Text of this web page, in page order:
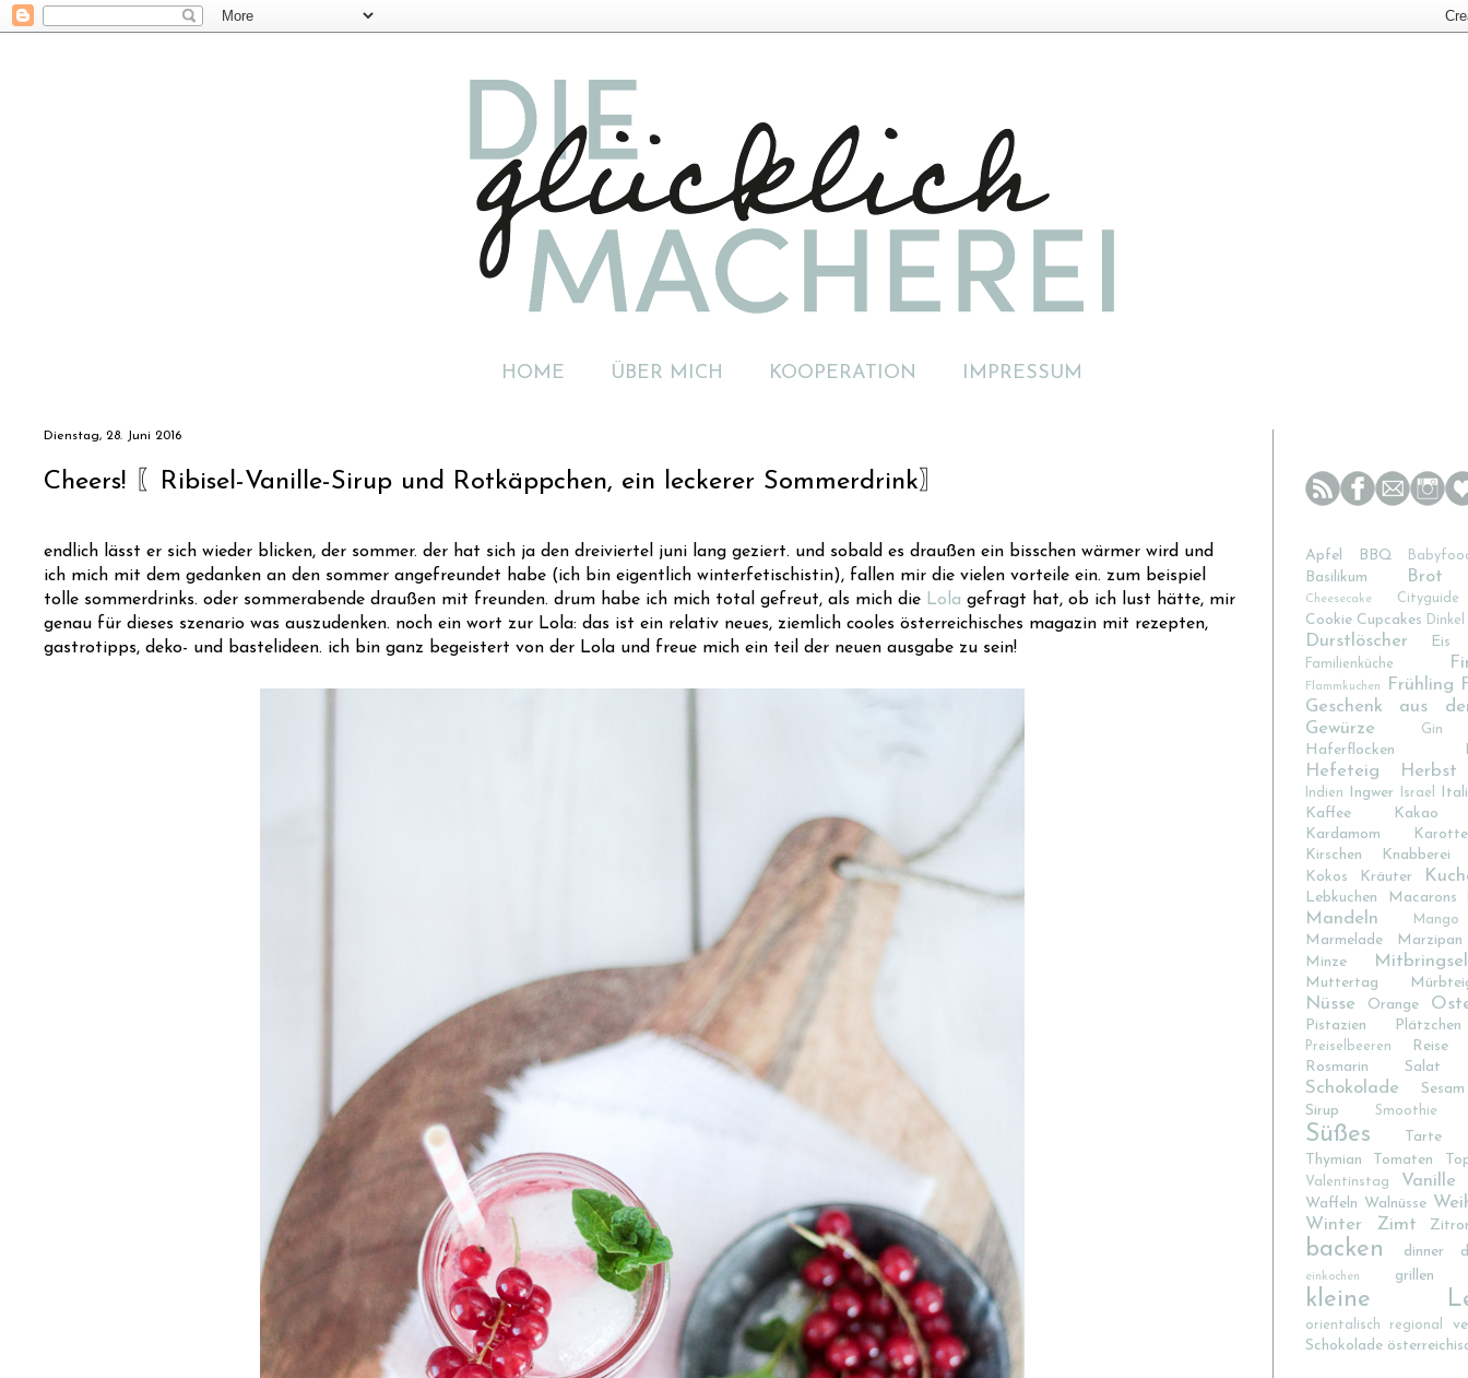
HOME ÜBER MICH KOOPERATION IMPRESSUM
Dienstag, 28. Juni 2016
Cheers! 〖Ribisel-Vanille-Sirup und Rotkäppchen, ein leckerer Sommerdrink〗
endlich lässt er sich wieder blicken, der sommer. der hat sich ja den dreiviertel juni lang geziert. und sobald es draußen ein bisschen wärmer wird und
ich mich mit dem gedanken an den sommer angefreundet habe (ich bin eigentlich winterfetischistin), fallen mir die vielen vorteile ein. zum beispiel
tolle sommerdrinks. oder sommerabende draußen mit freunden. drum habe ich mich total gefreut, als mich die Lola gefragt hat, ob ich lust hätte, mir
genau für dieses szenario was auszudenken. noch ein wort zur Lola: das ist ein relativ neues, ziemlich cooles österreichisches magazin mit rezepten,
gastrotipps, deko- und bastelideen. ich bin ganz begeistert von der Lola und freue mich ein teil der neuen ausgabe zu sein!
Apfel BBQ
Basilikum Brot
Cheesecake Cityguide
Cookie Cupcakes Dinkel
Durstlöscher Eis
Familienküche
Flammkuchen Frühling
Geschenk aus
Gewürze
Gin
Haferflocken
Hefeteig Herbst
Indien Ingwer Israel
Kaffee
Kakao
Kardamom
Karotte
Kirschen
Knabberei
Kokos
Kräuter
Lebkuchen Macarons
Mandeln Mango
Marmelade
Marzipan
Minze
Mitbringsel
Muttertag
Nüsse Orange
Pistazien Plätzchen
Preiselbeeren
Reise
Rosmarin
Salat
Schokolade
Sesam
Sirup
Smoothie
Süßes
Tarte
Thymian
Tomaten
Valentinstag Vanille
Waffeln Walnüsse
Winter
Zimt
backen dinner
einkochen grillen
kleine
orientalisch regional
Schokolade